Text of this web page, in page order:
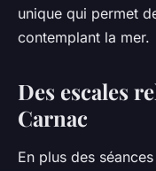
unique qui permet
contemplant la mer.
Des escales
Carnac
En plus des